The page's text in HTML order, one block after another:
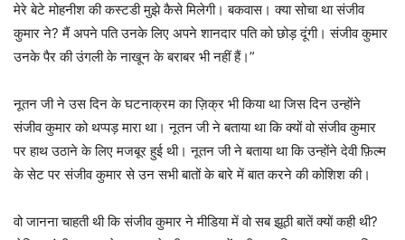
मेरे बेटे मोहनीश की कस्टडी मुझे कैसे मिलेगी। बकवास। क्या सोचा था संजीव
कुमार ने? मैं अपने पति उनके लिए अपने शानदार पति को छोड़ दूंगी। संजीव कुमार
उनके पैर की उंगली के नाखून के बराबर भी नहीं हैं।”
नूतन जी ने उस दिन के घटनाक्रम का ज़िक्र भी किया था जिस दिन उन्होंने
संजीव कुमार को थप्पड़ मारा था। नूतन जी ने बताया था कि क्यों वो संजीव कुमार
पर हाथ उठाने के लिए मजबूर हुई थी। नूतन जी ने बताया था कि उन्होंने देवी फ़िल्म
के सेट पर संजीव कुमार से उन सभी बातों के बारे में बात करने की कोशिश की।
वो जानना चाहती थी कि संजीव कुमार ने मीडिया में वो सब झूठी बातें क्यों कही थी?